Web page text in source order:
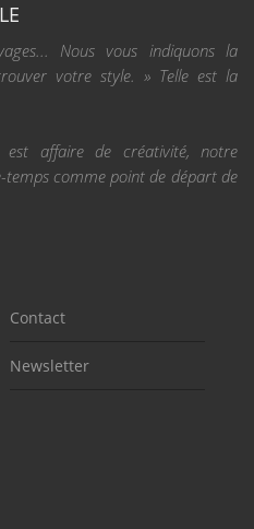
Nous vous indiquons la
votre style. » Telle est la
affaire de créativité, notre
temps comme point de départ de
Contact
Newsletter